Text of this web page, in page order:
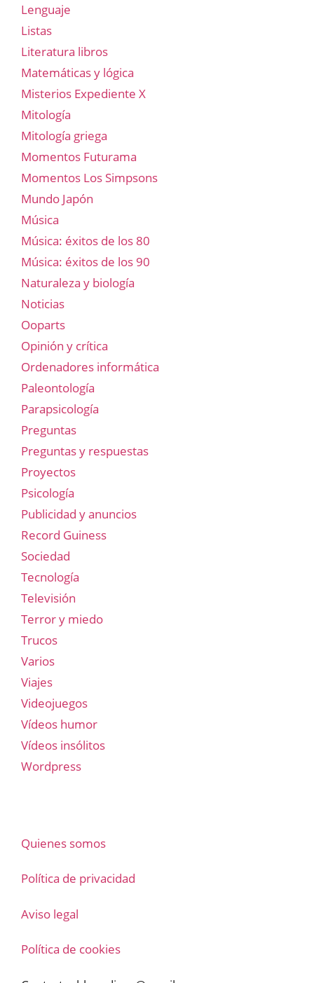
Lenguaje
Listas
Literatura libros
Matemáticas y lógica
Misterios Expediente X
Mitología
Mitología griega
Momentos Futurama
Momentos Los Simpsons
Mundo Japón
Música
Música: éxitos de los 80
Música: éxitos de los 90
Naturaleza y biología
Noticias
Ooparts
Opinión y crítica
Ordenadores informática
Paleontología
Parapsicología
Preguntas
Preguntas y respuestas
Proyectos
Psicología
Publicidad y anuncios
Record Guiness
Sociedad
Tecnología
Televisión
Terror y miedo
Trucos
Varios
Viajes
Videojuegos
Vídeos humor
Vídeos insólitos
Wordpress
Quienes somos
Política de privacidad
Aviso legal
Política de cookies